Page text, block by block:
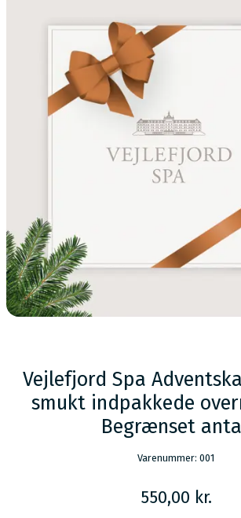
Vejlefjord Spa
smukt indpakkede
Begrænset
Varenummer: 001
550,00 kr.